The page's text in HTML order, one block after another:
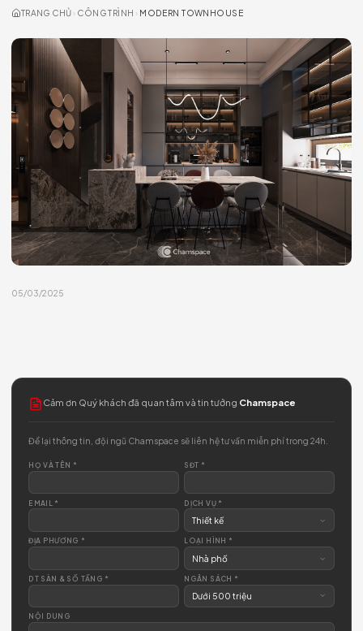
TRANG CHỦ CÔNG TRÌNH › MODERN TOWNHOUSE
05/03/2025
Cảm ơn Quý khách đã quan tâm và tin tưởng Chamspace
Để lại thông tin, đội ngũ Chamspace sẽ liên hệ tư vấn miễn phí trong
SĐT *